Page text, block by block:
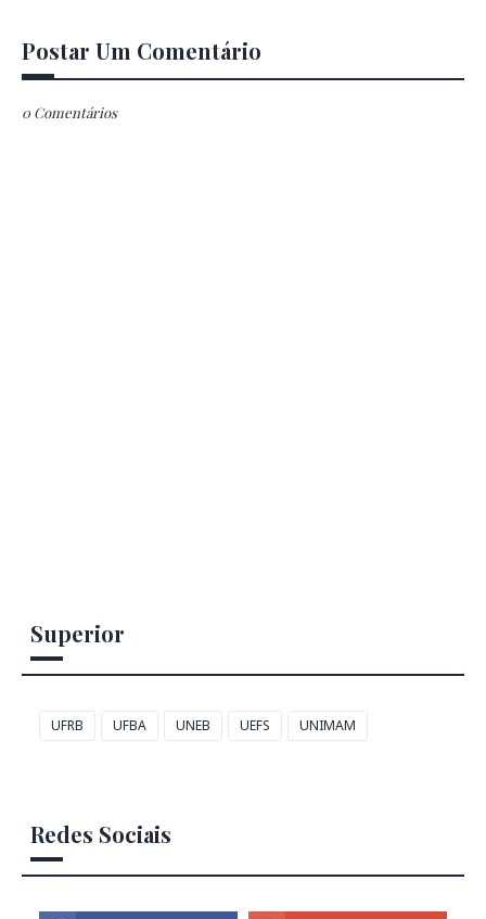
Postar Um Comentário
0 Comentários
Superior
UFRB UFBA UNEB UEFS UNIMAM
Redes Sociais